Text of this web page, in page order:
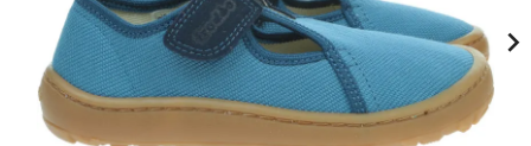
